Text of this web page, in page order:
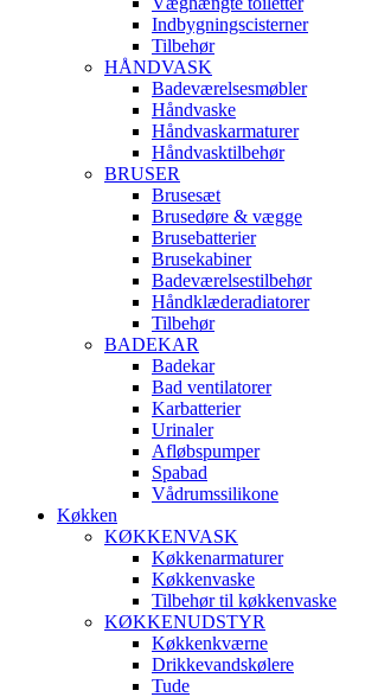
Indbygningscisterner
Tilbehør
HÅNDVASK
Badeværelsesmøbler
Håndvaske
Håndvaskarmaturer
Håndvasktilbehør
BRUSER
Brusesæt
Brusedøre & vægge
Brusebatterier
Brusekabiner
Badeværelsestilbehør
Håndklæderadiatorer
Tilbehør
BADEKAR
Badekar
Bad ventilatorer
Karbatterier
Urinaler
Afløbspumper
Spabad
Vådrumssilikone
Køkken
KØKKENVASK
Køkkenarmaturer
Køkkenvaske
Tilbehør til køkkenvaske
KØKKENUDSTYR
Køkkenkværne
Drikkevandskølere
Tude